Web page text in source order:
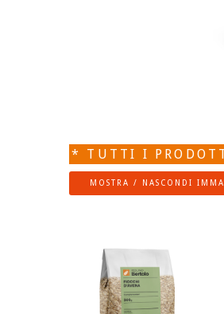
* TUTTI I
MOSTRA / NASCONDI